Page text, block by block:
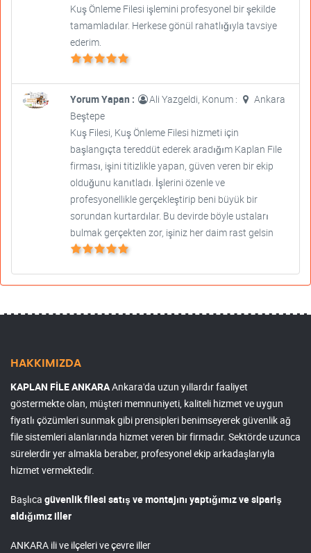
Kuş Önleme Filesi işlemini profesyonel bir şekilde
tamamladılar. Herkese gönül rahatlığıyla tavsiye
ederim.
Yorum Yapan : Ali Yazgeldi, Konum :
Ankara
Beştepe
Kuş Filesi, Kuş Önleme Filesi hizmeti için
başlangıçta tereddüt ederek aradığım Kaplan File
firması, işini titizlikle yapan, güven veren bir ekip
olduğunu kanıtladı. İşlerini özenle ve
profesyonellikle gerçekleştirip beni büyük bir
sorundan kurtardılar. Bu devirde böyle ustaları
bulmak gerçekten zor, işiniz her daim rast gelsin
HAKKIMIZDA
KAPLAN FİLE ANKARAAnkara'da uzun yıllardır faaliyet
göstermekte olan, müşteri memnuniyeti, kaliteli hizmet ve uygun
fiyatlı çözümleri sunmak gibi prensipleri benimseyerek güvenlik ağ
file sistemleri alanlarında hizmet veren bir firmadır. Sektörde uzunca
sürelerdir yer almakla beraber, profesyonel ekip arkadaşlarıyla
hizmet vermektedir.
Başlıca güvenlik filesi satış ve montajını yaptığımız ve sipariş
aldığımız iller
ANKARA ili ve ilçeleri ve çevre iller